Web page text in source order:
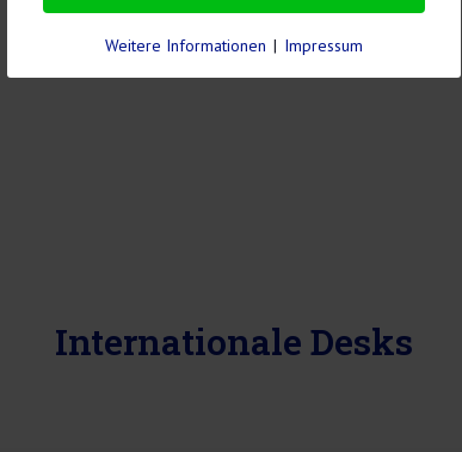
Internationale Desks
Weitere Informationen | Impressum